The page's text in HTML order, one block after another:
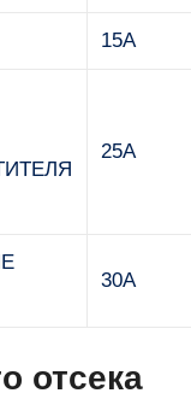
15А
25А
30А
отсека